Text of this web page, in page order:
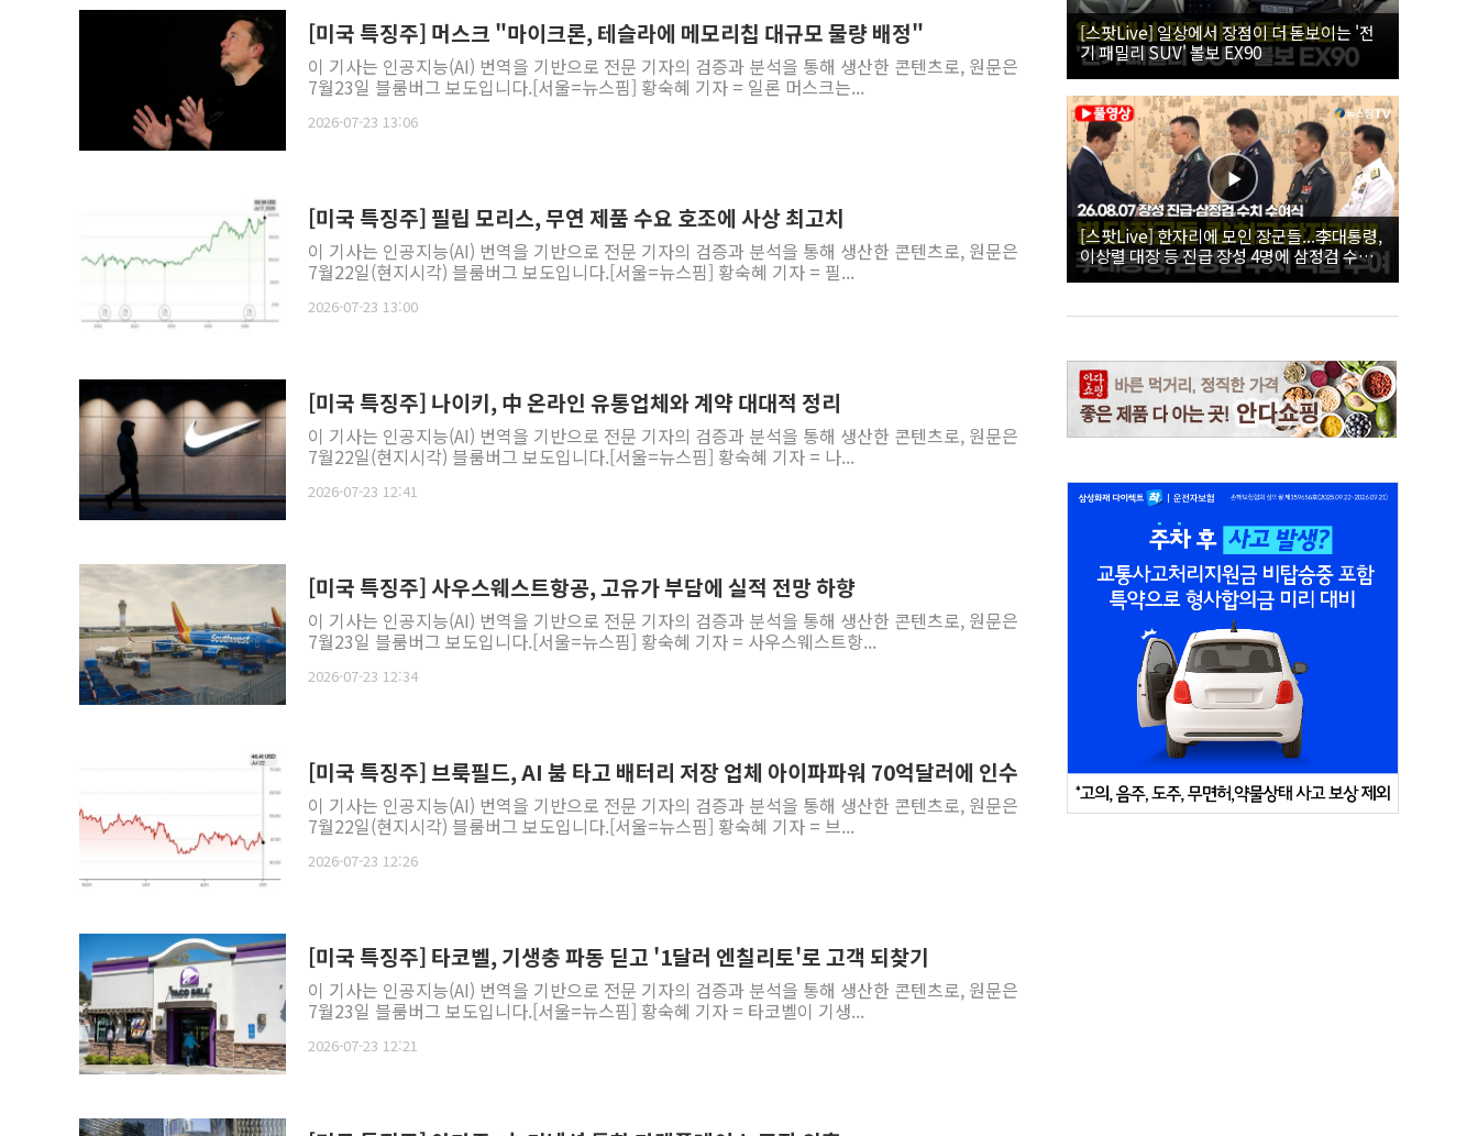
[미국 특징주] 머스크 "마이크론, 테슬라에 메모리칩 대규모 물량 배정"
이 기사는 인공지능(AI) 번역을 기반으로 전문 기자의 검증과 분석을 통해 생산한 콘텐츠로, 원문은
7월23일 블룸버그 보도입니다.[서울=뉴스핌] 황숙혜 기자 = 일론 머스크는...
2026-07-23 13:06
[미국 특징주] 필립 모리스, 무연 제품 수요 호조에 사상 최고치
이 기사는 인공지능(AI) 번역을 기반으로 전문 기자의 검증과 분석을 통해 생산한 콘텐츠로, 원문은
7월22일(현지시각) 블룸버그 보도입니다.[서울=뉴스핌] 황숙혜 기자 = 필...
2026-07-23 13:00
[미국 특징주] 나이키, 中 온라인 유통업체와 계약 대대적 정리
이 기사는 인공지능(AI) 번역을 기반으로 전문 기자의 검증과 분석을 통해 생산한 콘텐츠로, 원문은
7월22일(현지시각) 블룸버그 보도입니다.[서울=뉴스핌] 황숙혜 기자 = 나...
2026-07-23 12:41
[미국 특징주] 사우스웨스트항공, 고유가 부담에 실적 전망 하향
이 기사는 인공지능(AI) 번역을 기반으로 전문 기자의 검증과 분석을 통해 생산한 콘텐츠로, 원문은
7월23일 블룸버그 보도입니다.[서울=뉴스핌] 황숙혜 기자 = 사우스웨스트항...
2026-07-23 12:34
[미국 특징주] 브룩필드, AI 붐 타고 배터리 저장 업체 아이파파워 70억달러에 인수
이 기사는 인공지능(AI) 번역을 기반으로 전문 기자의 검증과 분석을 통해 생산한 콘텐츠로, 원문은
7월22일(현지시각) 블룸버그 보도입니다.[서울=뉴스핌] 황숙혜 기자 = 브...
2026-07-23 12:26
[미국 특징주] 타코벨, 기생충 파동 딛고 '1달러 엔칠리토'로 고객 되찾기
이 기사는 인공지능(AI) 번역을 기반으로 전문 기자의 검증과 분석을 통해 생산한 콘텐츠로, 원문은
7월23일 블룸버그 보도입니다.[서울=뉴스핌] 황숙혜 기자 = 타코벨이 기생...
2026-07-23 12:21
[스팟Live] 일상에서 장점이 더 돋보이는 '전
기 패밀리 SUV' 볼보 EX90
[스팟Live] 한자리에 모인 장군들...李대통령,
이상렬 대장 등 진급 장성 4명에 삼정검 수치
직접 수여｜26.08.07 장성 진급·삼정검 수치